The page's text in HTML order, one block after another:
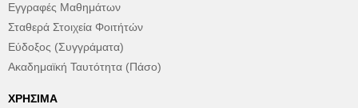
Εγγραφές Μαθημάτων
Σταθερά Στοιχεία Φοιτήτών
Εύδοξος (Συγγράματα)
Ακαδημαϊκή Ταυτότητα (Πάσο)
ΧΡΉΣΙΜΑ